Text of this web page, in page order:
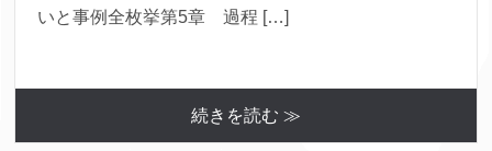
いと事例全枚挙第5章 過程 […]
続きを読む ≫